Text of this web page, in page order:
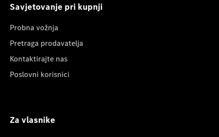
Savjetovanje pri kupnji
Probna vožnja
Pretraga prodavatelja
Kontaktirajte nas
Poslovni korisnici
Za vlasnike